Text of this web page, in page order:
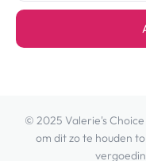
© 2025 Valerie's
om dit zo te houden